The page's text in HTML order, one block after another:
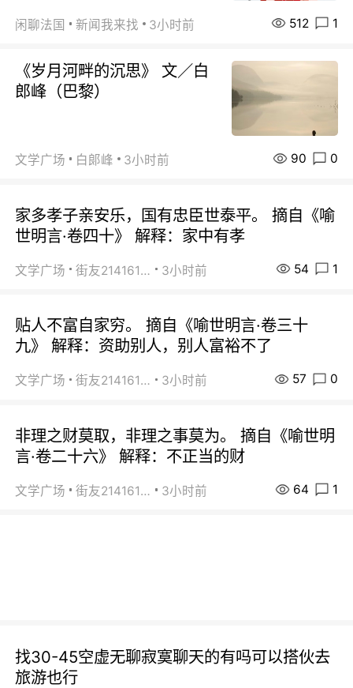
闲聊法国 新闻我来找 3小时前 512 1
《岁月河畔的沉思》 文／白
郎峰（巴黎）
文学广场 白郞峰 3小时前 90 0
家多孝子亲安乐，国有忠臣世泰平。 摘自《喻
世明言·卷四十》 解释：家中有孝
文学广场 街友21416156 3小时前 54 1
贴人不富自家穷。 摘自《喻世明言·卷三十
九》 解释：资助别人，别人富裕不了
文学广场 街友21416156 3小时前 57 0
非理之财莫取，非理之事莫为。 摘自《喻世明
言·卷二十六》 解释：不正当的财
文学广场 街友21416156 3小时前 64 1
找30-45空虚无聊寂寞聊天的有吗可以搭伙去
旅游也行